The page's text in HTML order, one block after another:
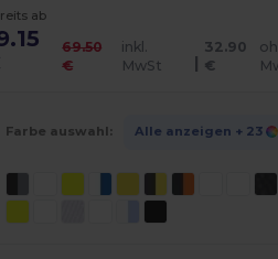
ab
69.50
€
inkl.
MwSt
|
32.90
€
Farbe auswahl: Alle anzeigen + 23